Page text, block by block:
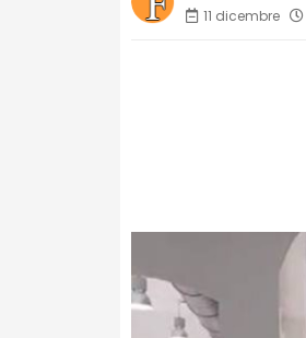
11 dicembre